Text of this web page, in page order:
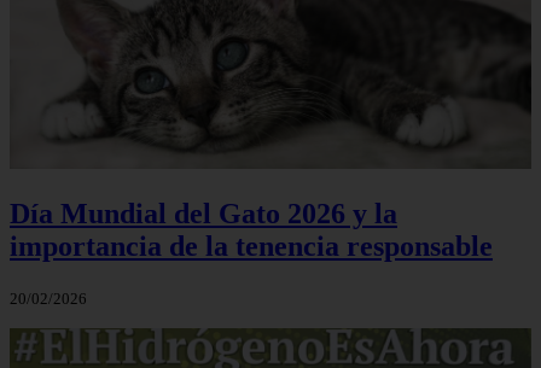
Día Mundial del Gato 2026 y la
importancia de la tenencia responsable
20/02/2026